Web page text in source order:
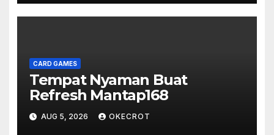
CARD GAMES
Tempat Nyaman Buat
Refresh Mantap168
AUG 5, 2026 OKECROT